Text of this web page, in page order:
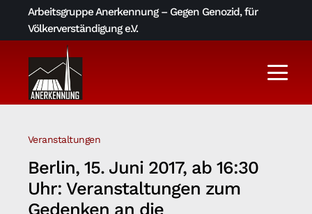
Arbeitsgruppe Anerkennung – Gegen Genozid, für
Völkerverständigung e.V.
Über uns
AGA-Archiv
Veranstaltungen
Berlin, 15. Juni 2017, ab 16:30
Uhr: Veranstaltungen zum
Gedenken an die